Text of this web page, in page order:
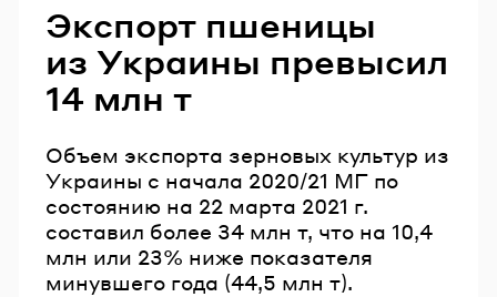
Экспорт пшеницы
из Украины превысил
14 млн т
Объем экспорта зерновых культур из
Украины с начала 2020/21 МГ по
состоянию на 22 марта 2021 г.
составил более 34 млн т, что на 10,4
млн или 23% ниже показателя
минувшего года (44,5 млн т).